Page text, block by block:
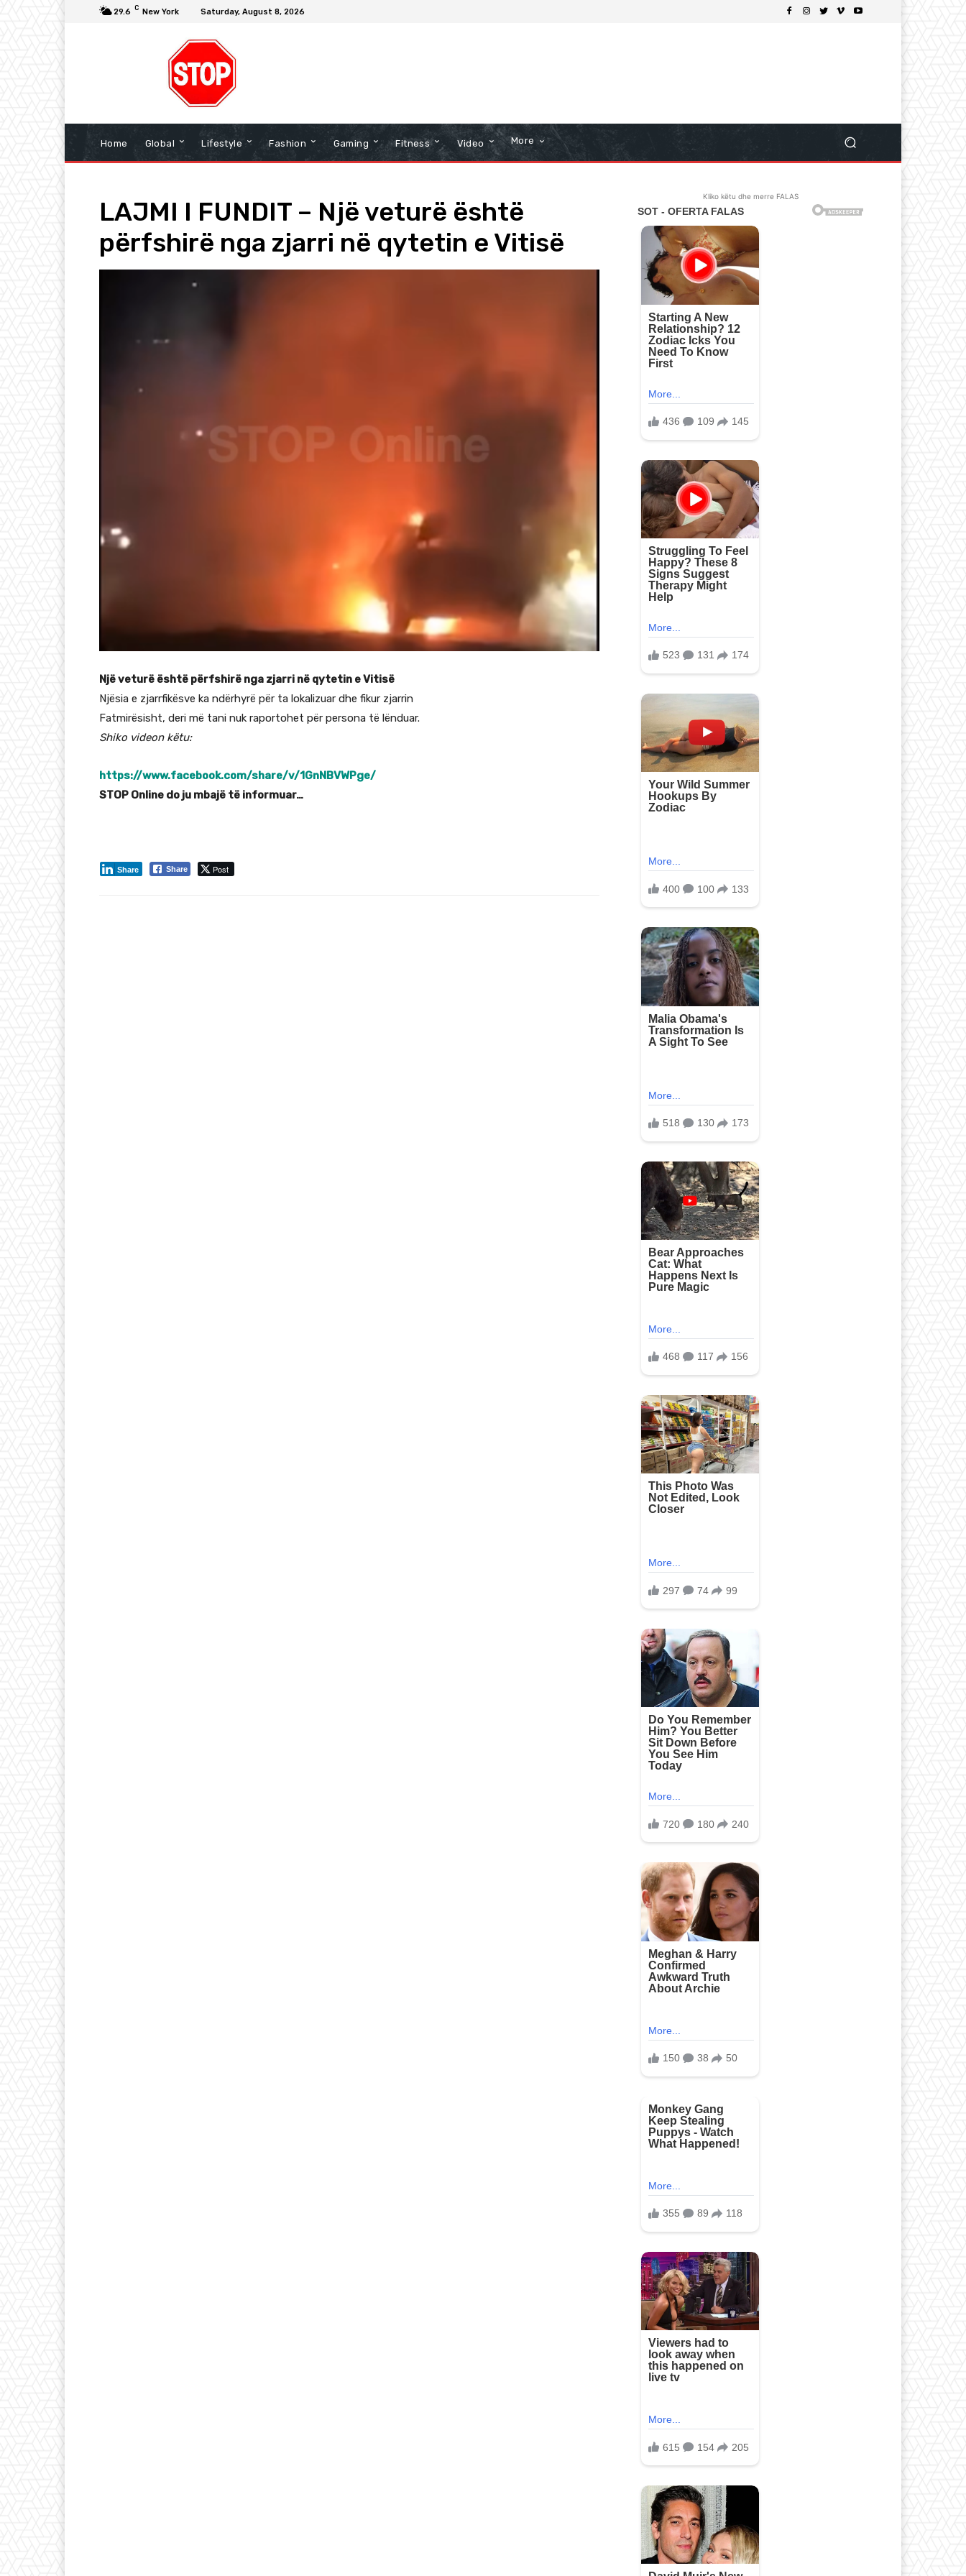
29.6 C New York Saturday, August 8, 2026
Home Global Lifestyle Fashion Gaming Fitness Video More
LAJMI I FUNDIT – Një veturë është
përfshirë nga zjarri në qytetin e Vitisë
Një veturë është përfshirë nga zjarri në qytetin e Vitisë
Njësia e zjarrfikësve ka ndërhyrë për ta lokalizuar dhe fikur zjarrin
Fatmirësisht, deri më tani nuk raportohet për persona të lënduar.
Shiko videon këtu:
https://www.facebook.com/share/v/1GnNBVWPge/
STOP Online do ju mbajë të informuar…
Share Post
Share
Kliko këtu dhe merre FALAS